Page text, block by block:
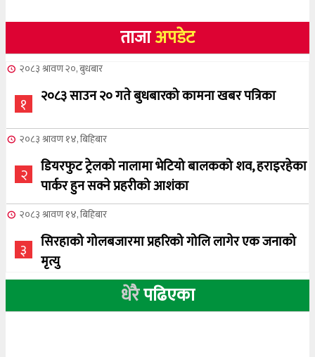
ताजाअपडेट
२०८३ श्रावण २०, बुधबार
१ २०८३ साउन २० गते बुधबारको कामना खबर पत्रिका
२०८३ श्रावण १४, बिहिबार
२
डियरफुट ट्रेलको नालामा भेटियो बालकको शव, हराइरहेका
पार्कर हुन सक्ने प्रहरीको आशंका
२०८३ श्रावण १४, बिहिबार
३
सिरहाको गोलबजारमा प्रहरिको गोलि लागेर एक जनाको
मृत्यु
NCSC को अध्यक्षमा घनेन्द्र न्यौपाने बिजयी
धेरैपढिएका